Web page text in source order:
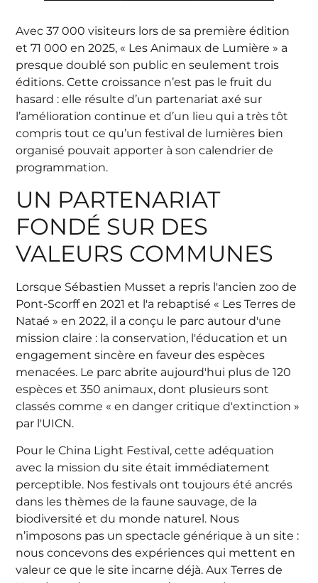
Avec 37 000 visiteurs lors de sa première édition
et 71 000 en 2025, « Les Animaux de Lumière » a
presque doublé son public en seulement trois
éditions. Cette croissance n’est pas le fruit du
hasard : elle résulte d’un partenariat axé sur
l’amélioration continue et d’un lieu qui a très tôt
compris tout ce qu’un festival de lumières bien
organisé pouvait apporter à son calendrier de
programmation.
UN PARTENARIAT
FONDÉ SUR DES
VALEURS COMMUNES
Lorsque Sébastien Musset a repris l'ancien zoo de
Pont-Scorff en 2021 et l'a rebaptisé « Les Terres de
Nataé » en 2022, il a conçu le parc autour d'une
mission claire : la conservation, l'éducation et un
engagement sincère en faveur des espèces
menacées. Le parc abrite aujourd'hui plus de 120
espèces et 350 animaux, dont plusieurs sont
classés comme « en danger critique d'extinction »
par l'UICN.
Pour le China Light Festival, cette adéquation
avec la mission du site était immédiatement
perceptible. Nos festivals ont toujours été ancrés
dans les thèmes de la faune sauvage, de la
biodiversité et du monde naturel. Nous
n’imposons pas un spectacle générique à un site :
nous concevons des expériences qui mettent en
valeur ce que le site incarne déjà. Aux Terres de